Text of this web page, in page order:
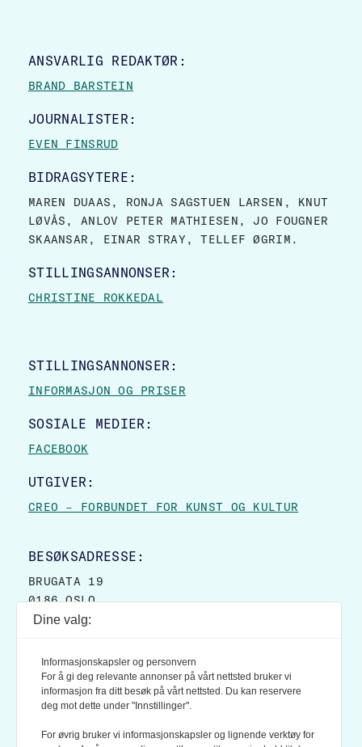
SITE FOOTER
ANSVARLIG REDAKTØR:
BRAND BARSTEIN
JOURNALISTER:
EVEN FINSRUD
BIDRAGSYTERE:
MAREN DUAAS, RONJA SAGSTUEN LARSEN, KNUT
LØVÅS, ANLOV PETER MATHIESEN, JO FOUGNER
SKAANSAR, EINAR STRAY, TELLEF ØGRIM.
STILLINGSANNONSER:
CHRISTINE ROKKEDAL
STILLINGSANNONSER:
INFORMASJON OG PRISER
SOSIALE MEDIER:
FACEBOOK
UTGIVER:
CREO – FORBUNDET FOR KUNST OG KULTUR
BESØKSADRESSE:
BRUGATA 19
0186 OSLO
POSTBOKS 9007 GRØNLAND
0133 OSLO
LES OGSÅ:
KONTEKSTS PERSONVERN-POLICY
Dine valg:
Informasjonskapsler og personvern
For å gi deg relevante annonser på vårt nettsted bruker vi
informasjon fra ditt besøk på vårt nettsted. Du kan reservere
deg mot dette under "Innstillinger".
For øvrig bruker vi informasjonskapsler og lignende verktøy for